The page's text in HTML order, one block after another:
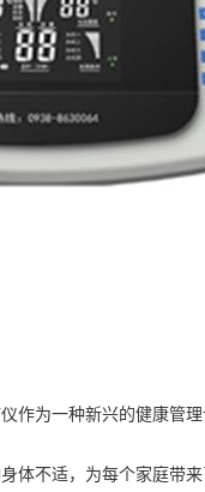
作为一种新兴的健康管
体不适，为每个家庭带来